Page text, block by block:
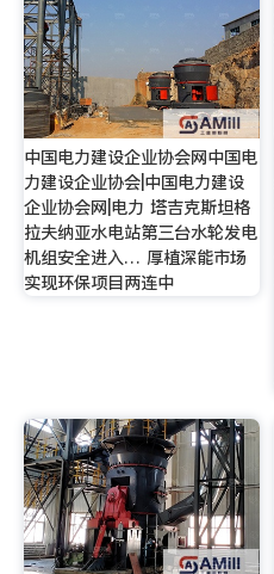
中国电力建设企业协会网中国电
力建设企业协会|中国电力建设
企业协会网|电力 塔吉克斯坦格
拉夫纳亚水电站第三台水轮发电
机组安全进入… 厚植深能市场
实现环保项目两连中